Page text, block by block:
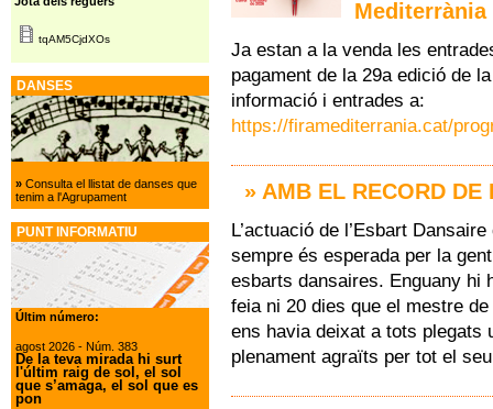
Mediterrània
Ja estan a la venda les
pagament de la 29a edició de
informació i entrades a:
https://firamediterrania.cat/
» AMB EL RECORD DE
L’actuació de l’Esbart
sempre és esperada per la
esbarts dansaires. Enguany hi
feia ni 20 dies que el mestre
ens havia deixat a tots plegats
plenament agraïts per tot el
tqAM5CjdXOs
DANSES
»Consulta el llistat de danses que
tenim a l'Agrupament
PUNT INFORMATIU
Últim número:
agost 2026 - Núm. 383
De la teva mirada hi surt
l'últim raig de sol, el sol
que s’amaga, el sol que es
pon